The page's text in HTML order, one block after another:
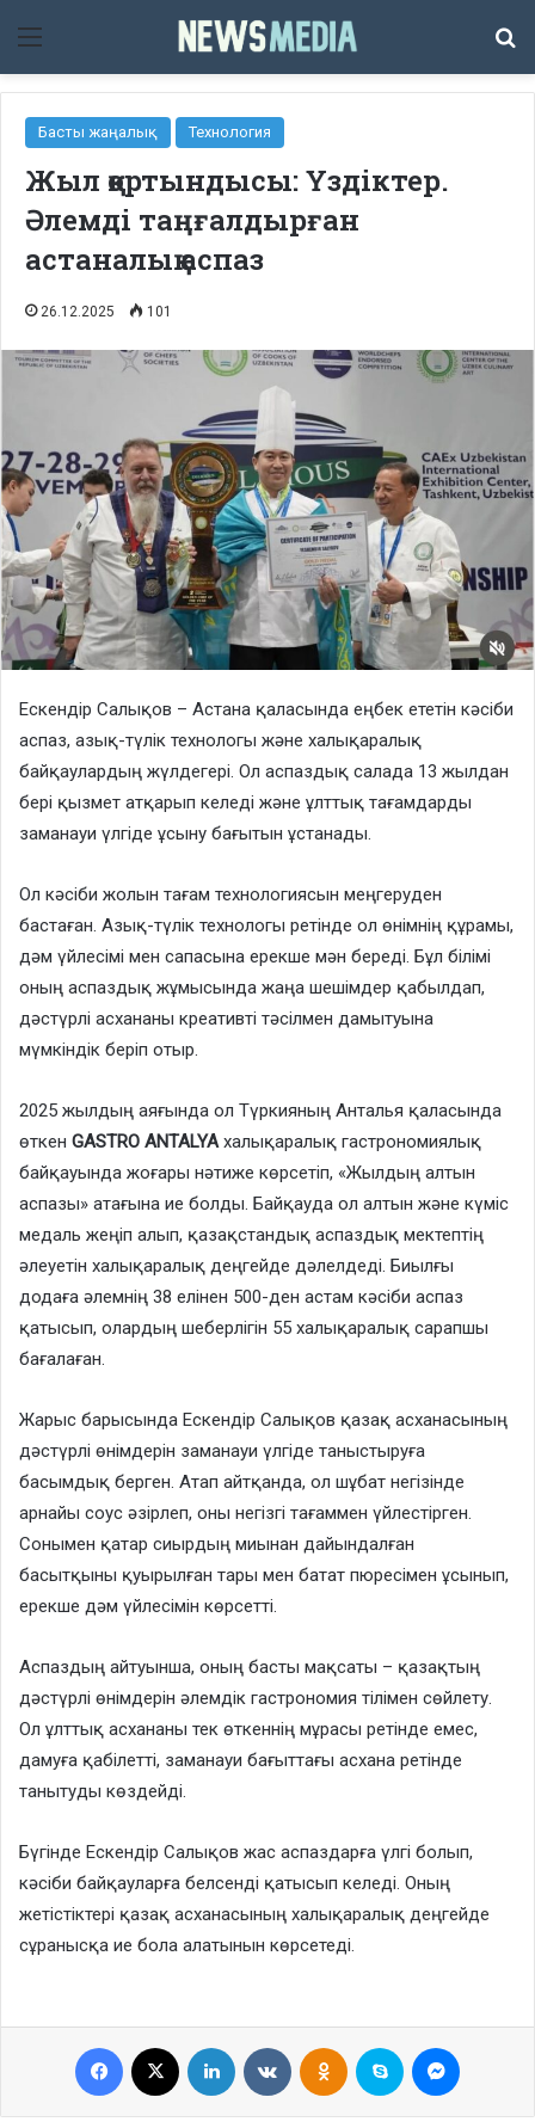
Мәзір
Басты жаңалық Технология
Жыл қортындысы: Үздіктер.
Әлемді таңғалдырған
астаналық аспаз
26.12.2025 101
Ескендір Салықов – Астана қаласында еңбек ететін кәсіби
аспаз, азық-түлік технологы және халықаралық
байқаулардың жүлдегері. Ол аспаздық салада 13 жылдан
бері қызмет атқарып келеді және ұлттық тағамдарды
заманауи үлгіде ұсыну бағытын ұстанады.
Ол кәсіби жолын тағам технологиясын меңгеруден
бастаған. Азық-түлік технологы ретінде ол өнімнің құрамы,
дәм үйлесімі мен сапасына ерекше мән береді. Бұл білімі
оның аспаздық жұмысында жаңа шешімдер қабылдап,
дәстүрлі асхананы креативті тәсілмен дамытуына
мүмкіндік беріп отыр.
2025 жылдың аяғында ол Түркияның Анталья қаласында
өткен GASTRO ANTALYAхалықаралық гастрономиялық
байқауында жоғары нәтиже көрсетіп, «Жылдың алтын
аспазы» атағына ие болды. Байқауда ол алтын және күміс
медаль жеңіп алып, қазақстандық аспаздық мектептің
әлеуетін халықаралық деңгейде дәлелдеді. Биылғы
додаға әлемнің 38 елінен 500-ден астам кәсіби аспаз
қатысып, олардың шеберлігін 55 халықаралық сарапшы
бағалаған.
Жарыс барысында Ескендір Салықов қазақ асханасының
дәстүрлі өнімдерін заманауи үлгіде таныстыруға
басымдық берген. Атап айтқанда, ол шұбат негізінде
арнайы соус әзірлеп, оны негізгі тағаммен үйлестірген.
Сонымен қатар сиырдың миынан дайындалған
басытқыны қуырылған тары мен батат пюресімен ұсынып,
ерекше дәм үйлесімін көрсетті.
Аспаздың айтуынша, оның басты мақсаты – қазақтың
дәстүрлі өнімдерін әлемдік гастрономия тілімен сөйлету.
Ол ұлттық асхананы тек өткеннің мұрасы ретінде емес,
дамуға қабілетті, заманауи бағыттағы асхана ретінде
танытуды көздейді.
Бүгінде Ескендір Салықов жас аспаздарға үлгі болып,
кәсіби байқауларға белсенді қатысып келеді. Оның
жетістіктері қазақ асханасының халықаралық деңгейде
сұранысқа ие бола алатынын көрсетеді.
Facebook LinkedIn VKontakteOdnoklassniki
Skype